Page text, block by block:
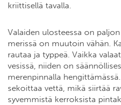
kriittisellä tavalla.
Valaiden ulosteessa on
merissä on muutoin vähän.
rautaa ja typpeä. Vaikka
vesissä, niiden on
merenpinnalla
sekoittaa vettä, mikä siirtää
syvemmistä kerroksista